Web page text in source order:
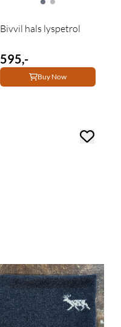
Bivvil hals lyspetrol
595,-
Buy Now